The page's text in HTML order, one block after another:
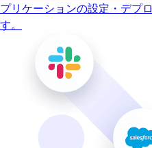
プリケーションの設定・デプ
す。